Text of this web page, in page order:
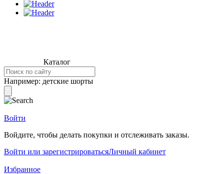
Каталог
Например: детские шорты
Войти
Войдите, чтобы делать покупки и отслеживать заказы.
Войти или зарегистрироватьсяЛичный кабинет
Избранное